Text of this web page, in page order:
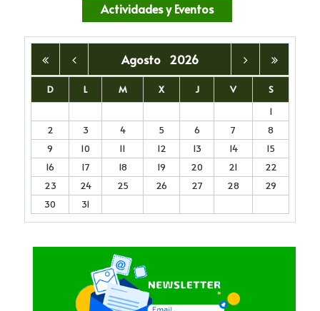
Actividades y Eventos
Agosto 2026
D L M X J V
S
1
2
3 4 5 6 7
8
9
10 11 12 13 14
15
16
17 18 19 20 21
22
23
24 25 26 27 28
29
30
31